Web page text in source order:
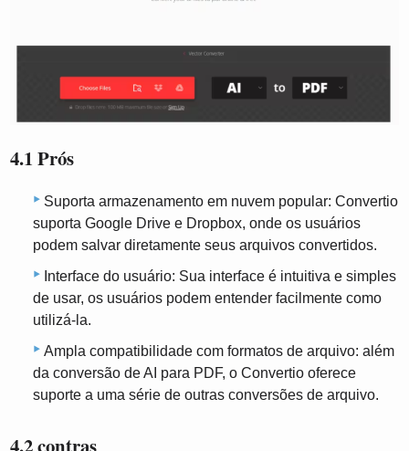
4.1 Prós
Suporta armazenamento em nuvem popular: Convertio
suporta Google Drive e Dropbox, onde os usuários
podem salvar diretamente seus arquivos convertidos.
Interface do usuário: Sua interface é intuitiva e simples
de usar, os usuários podem entender facilmente como
utilizá-la.
Ampla compatibilidade com formatos de arquivo: além
da conversão de AI para PDF, o Convertio oferece
suporte a uma série de outras conversões de arquivo.